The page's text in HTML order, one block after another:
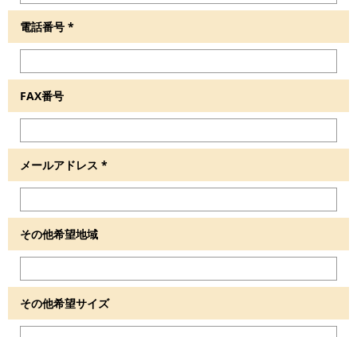
電話番号 *
FAX番号
メールアドレス *
その他希望地域
その他希望サイズ